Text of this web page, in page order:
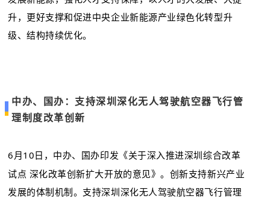
升，更好支撑和促进中央企业新能源产业绿色化转型升
级、结构持续优化。
中办、国办：支持深圳深化无人驾驶航空器飞行管
理制度改革创新
6月10日，中办、国办印发《关于深入推进深圳综合改革
试点 深化改革创新扩大开放的意见》。创新支持新兴产业
发展的体制机制。支持深圳深化无人驾驶航空器飞行管理